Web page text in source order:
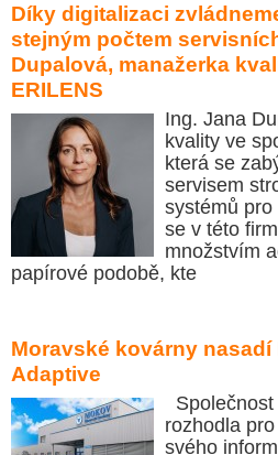
Díky digitalizaci
stejným počtem
Dupalová, manažerka
ERILENS
Ing. Jana
kvality ve
která se
servisem
systémů
se v této
množstvím
papírové podobě, kte
Moravské kovárny nasadí
Adaptive
rozhodla
svého